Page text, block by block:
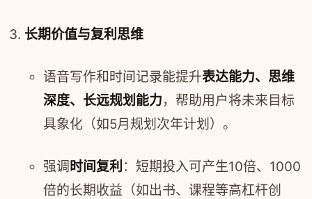
长期价值与复利思维
语音写作和时间记录能提升表达能力、思维
深度、长远规划能力，帮助用户将未来目标
具象化（如5月规划次年计划）。
强调 时间复利 ：短期投入可产生10倍、1000
倍的长期收益（如出书、课程等高杠杆创